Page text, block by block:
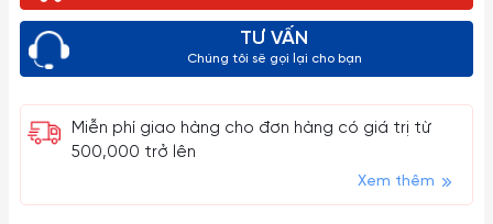
TƯ VẤN
Chúng tôi sẽ gọi lại cho bạn
Miễn phí giao hàng cho đơn hàng có giá trị từ
500,000 trở lên
Xem thêm